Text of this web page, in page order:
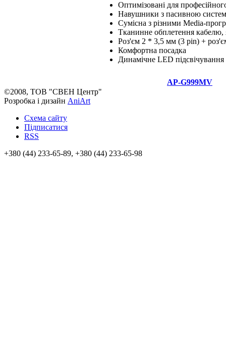
Оптимізовані для
Навушники з пасивною
Сумісна з різними Media-
Тканинне обплетення
Роз'єм 2 * 3,5 мм (3 pin) +
Комфортна посадка
Динамічне LED підсвічування
AP-G999MV
©2008, ТОВ "СВЕН Центр"
Розробка і дизайн AniArt
Схема сайту
Підписатися
RSS
+380 (44) 233-65-89, +380 (44) 233-65-98